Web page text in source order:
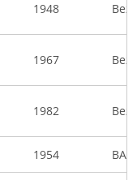
1948
1967
1982
1954